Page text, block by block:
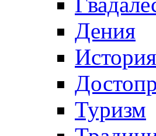
Дения
История
Туризм